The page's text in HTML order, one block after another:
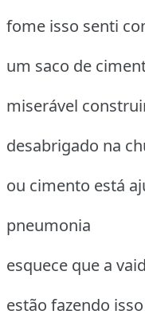
fome isso senti
um saco de
miserável
desabrigado na
ou cimento está
pneumonia
esquece que a
estão fazendo